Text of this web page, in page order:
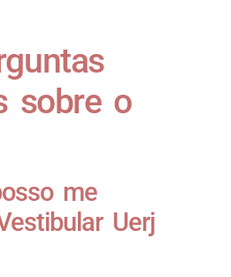
sobre o
me
Uerj